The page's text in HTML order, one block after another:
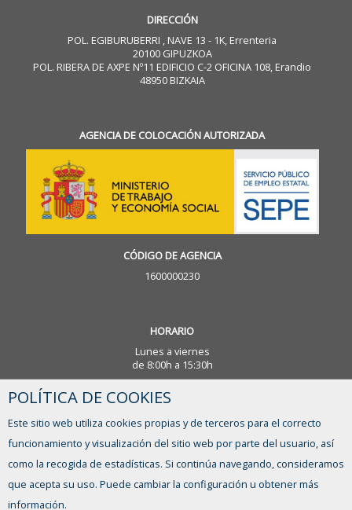
DIRECCIÓN
POL. EGIBURUBERRI , NAVE 13 - 1K, Errenteria
20100 GIPUZKOA
POL. RIBERA DE AXPE Nº11 EDIFICIO C-2 OFICINA 108, Erandio
48950 BIZKAIA
AGENCIA DE COLOCACIÓN AUTORIZADA
CÓDIGO DE AGENCIA
1600000230
HORARIO
Lunes a viernes
de 8:00h a 15:30h
¿TIENES ALGUNA DUDA?
FORMULARIO DE CONTACTO
POLÍTICA DE COOKIES
Este sitio web utiliza cookies propias y de terceros para el correcto
funcionamiento y visualización del sitio web por parte del usuario, así
como la recogida de estadísticas. Si continúa navegando, consideramos
que acepta su uso. Puede cambiar la configuración u obtener más
información.